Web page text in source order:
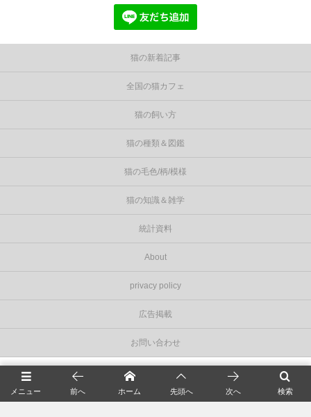
猫の新着記事
全国の猫カフェ
猫の飼い方
猫の種類＆図鑑
猫の毛色/柄/模様
猫の知識＆雑学
統計資料
About
privacy policy
広告掲載
お問い合わせ
Cat Press（キャットプレス）
メニュー 検索
前へ ホーム 先頭へ 次へ